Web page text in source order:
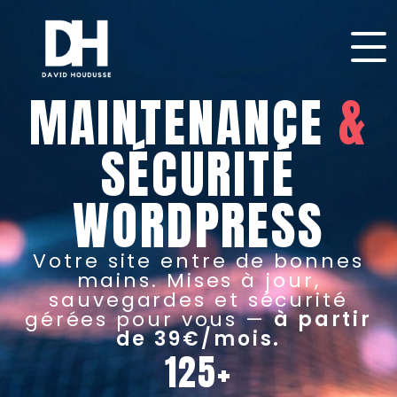
MAINTENANCE &
SÉCURITÉ
WORDPRESS
Votre site entre de bonnes
mains. Mises à jour,
sauvegardes et sécurité
gérées pour vous —à partir
de 39€/mois.
125+